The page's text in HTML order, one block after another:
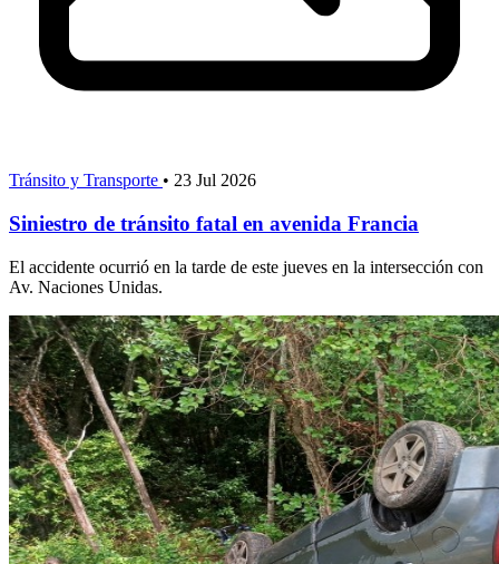
Tránsito y Transporte • 23 Jul 2026
Siniestro de tránsito fatal en avenida Francia
El accidente ocurrió en la tarde de este jueves en la intersección con
Av. Naciones Unidas.